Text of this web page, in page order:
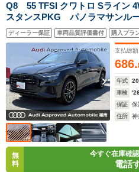
Q8 55 TFSI クワトロ Sライン
スタンスPKG パノラマサン
タイリング シートベンチ
ャリパー 黒革 HDマトリクス
マスク 1オーナー
ディーラー保証 車両品質評価書付 購入プラ
支払総額
686.
年式
車検
保証
保
住所
神
無
料
今すぐ在庫確
電話